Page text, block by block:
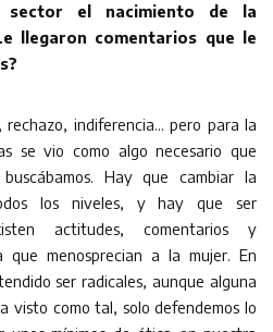
sector el nacimiento de la
llegaron comentarios que le
rechazo, indiferencia… pero para la
se vio como algo necesario que
Hay que cambiar la
los niveles, y hay que ser
actitudes, comentarios y
menosprecian a la mujer. En
ser radicales, aunque alguna
visto como tal, solo defendemos lo